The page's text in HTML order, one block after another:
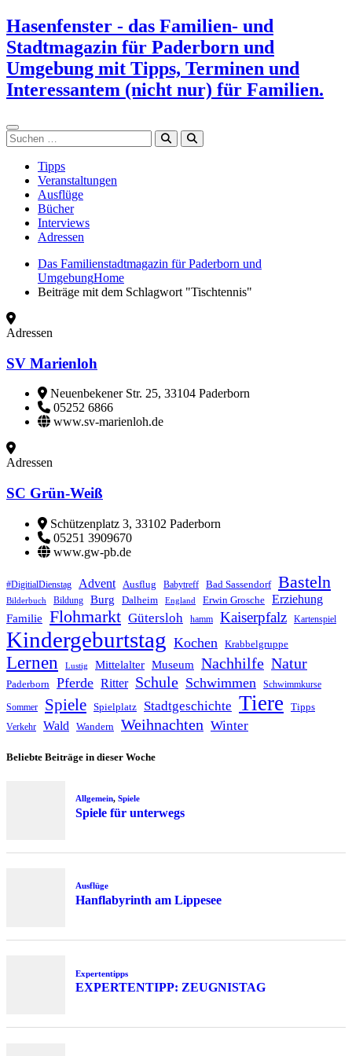
Zum
Inhalt
springen
Hasenfenster - das Familien- und
Stadtmagazin für Paderborn und
Umgebung mit Tipps, Terminen und
Interessantem (nicht nur) für Familien.
Suchen
Tipps
Veranstaltungen
Ausflüge
Bücher
Interviews
Adressen
Das Familienstadtmagazin für Paderborn und
UmgebungHome
Beiträge mit dem Schlagwort "Tischtennis"
Adressen
SV Marienloh
Neuenbekener Str. 25, 33104 Paderborn
05252 6866
www.sv-marienloh.de
Adressen
SC Grün-Weiß
Schützenplatz 3, 33102 Paderborn
05251 3909670
www.gw-pb.de
#DigitialDienstag Advent Ausflug Babytreff Bad Sassendorf Basteln
Bilderbuch Bildung Burg Dalheim England Erwin Grosche Erziehung
Familie Flohmarkt Gütersloh hamm Kaiserpfalz Kartenspiel
Kindergeburtstag Kochen Krabbelgruppe
Lernen Lustig Mittelalter Museum Nachhilfe Natur
Paderborn Pferde Ritter Schule Schwimmen Schwimmkurse
Sommer Spiele Spielplatz Stadtgeschichte Tiere Tipps
Verkehr Wald Wandern Weihnachten Winter
Beliebte Beiträge in dieser Woche
Allgemein, Spiele
Spiele für unterwegs
Ausflüge
Hanflabyrinth am Lippesee
Expertentipps
EXPERTENTIPP: ZEUGNISTAG